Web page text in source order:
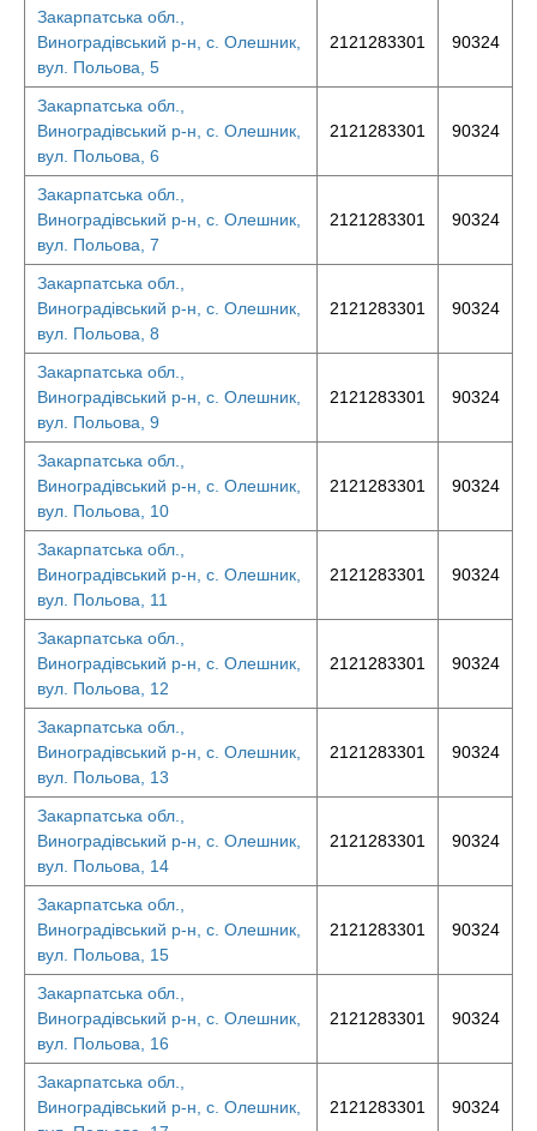
Закарпатська обл.,
Виноградівський р-н, с. Олешник,
вул. Польова, 5
2121283301 90324
Закарпатська обл.,
Виноградівський р-н, с. Олешник,
вул. Польова, 6
2121283301 90324
Закарпатська обл.,
Виноградівський р-н, с. Олешник,
вул. Польова, 7
2121283301 90324
Закарпатська обл.,
Виноградівський р-н, с. Олешник,
вул. Польова, 8
2121283301 90324
Закарпатська обл.,
Виноградівський р-н, с. Олешник,
вул. Польова, 9
2121283301 90324
Закарпатська обл.,
Виноградівський р-н, с. Олешник,
вул. Польова, 10
2121283301 90324
Закарпатська обл.,
Виноградівський р-н, с. Олешник,
вул. Польова, 11
2121283301 90324
Закарпатська обл.,
Виноградівський р-н, с. Олешник,
вул. Польова, 12
2121283301 90324
Закарпатська обл.,
Виноградівський р-н, с. Олешник,
вул. Польова, 13
2121283301 90324
Закарпатська обл.,
Виноградівський р-н, с. Олешник,
вул. Польова, 14
2121283301 90324
Закарпатська обл.,
Виноградівський р-н, с. Олешник,
вул. Польова, 15
2121283301 90324
Закарпатська обл.,
Виноградівський р-н, с. Олешник,
вул. Польова, 16
2121283301 90324
Закарпатська обл.,
Виноградівський р-н, с. Олешник,
2121283301 90324